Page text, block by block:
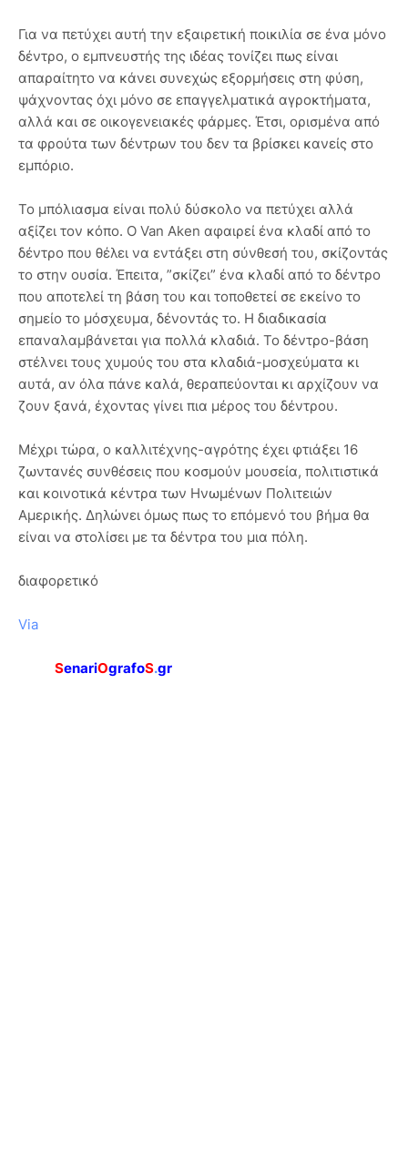
Για να πετύχει αυτή την εξαιρετική ποικιλία σε ένα μόνο
δέντρο, ο εμπνευστής της ιδέας τονίζει πως είναι
απαραίτητο να κάνει συνεχώς εξορμήσεις στη φύση,
ψάχνοντας όχι μόνο σε επαγγελματικά αγροκτήματα,
αλλά και σε οικογενειακές φάρμες. Έτσι, ορισμένα από
τα φρούτα των δέντρων του δεν τα βρίσκει κανείς στο
εμπόριο.
Το μπόλιασμα είναι πολύ δύσκολο να πετύχει αλλά
αξίζει τον κόπο. Ο Van Aken αφαιρεί ένα κλαδί από το
δέντρο που θέλει να εντάξει στη σύνθεσή του, σκίζοντάς
το στην ουσία. Έπειτα, ”σκίζει” ένα κλαδί από το δέντρο
που αποτελεί τη βάση του και τοποθετεί σε εκείνο το
σημείο το μόσχευμα, δένοντάς το. Η διαδικασία
επαναλαμβάνεται για πολλά κλαδιά. Το δέντρο-βάση
στέλνει τους χυμούς του στα κλαδιά-μοσχεύματα κι
αυτά, αν όλα πάνε καλά, θεραπεύονται κι αρχίζουν να
ζουν ξανά, έχοντας γίνει πια μέρος του δέντρου.
Μέχρι τώρα, ο καλλιτέχνης-αγρότης έχει φτιάξει 16
ζωντανές συνθέσεις που κοσμούν μουσεία, πολιτιστικά
και κοινοτικά κέντρα των Ηνωμένων Πολιτειών
Αμερικής. Δηλώνει όμως πως το επόμενό του βήμα θα
είναι να στολίσει με τα δέντρα του μια πόλη.
διαφορετικό
Via
SenariOgrafoS.gr